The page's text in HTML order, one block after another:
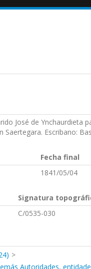
José de Ynchaurdieta
Escribano:
Fecha final
1841/05/04
Signatura
C/0535-030
Autoridades,